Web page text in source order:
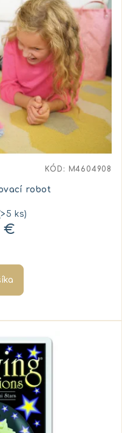
robot
ks)
€
KÓD: M4604908